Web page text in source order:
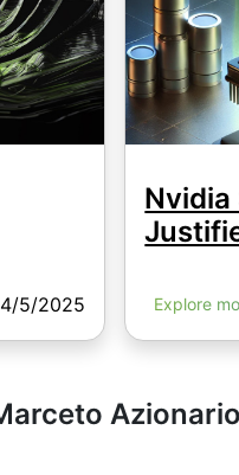
5/2025
Nvidia
Explore